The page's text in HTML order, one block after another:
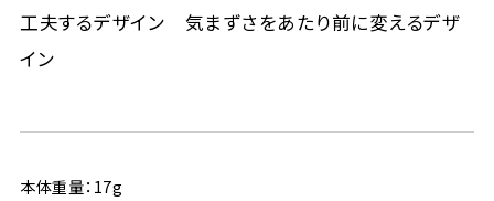
工夫するデザイン 気まずさをあたり前に変えるデザ
イン
本体重量：17g